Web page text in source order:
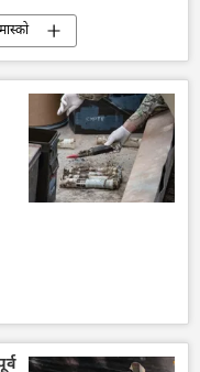
मास्को
रूस संबंध
(SBU)